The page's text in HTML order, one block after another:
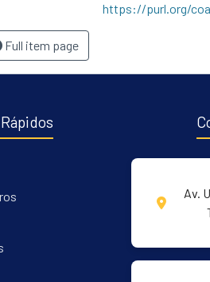
https://purl.org/
Full item page
Av.